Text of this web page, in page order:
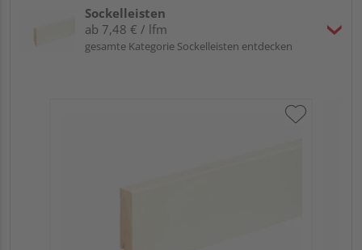
Sockelleisten
ab 7,48 € / lfm
gesamte Kategorie Sockelleisten entdecken